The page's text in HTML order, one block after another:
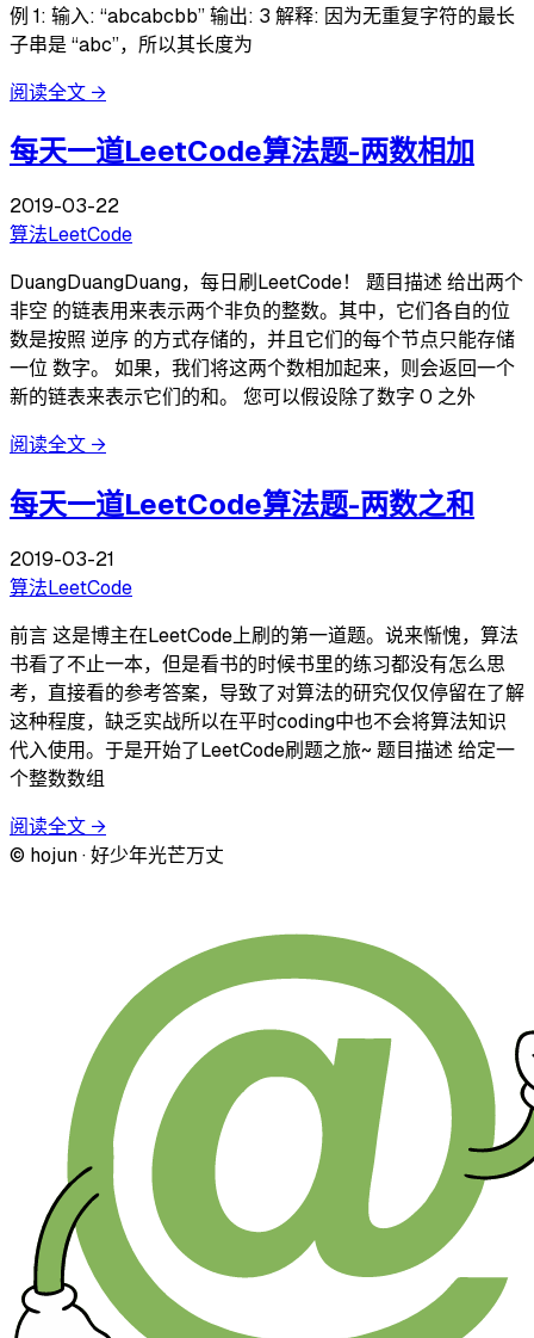
例 1: 输入: “abcabcbb” 输出: 3 解释: 因为无重复字符的最长
子串是 “abc”，所以其长度为
阅读全文 →
每天一道LeetCode算法题-两数相加
2019-03-22
算法 LeetCode
DuangDuangDuang，每日刷LeetCode！ 题目描述 给出两个
非空 的链表用来表示两个非负的整数。其中，它们各自的位
数是按照 逆序 的方式存储的，并且它们的每个节点只能存储
一位 数字。 如果，我们将这两个数相加起来，则会返回一个
新的链表来表示它们的和。 您可以假设除了数字 0 之外
阅读全文 →
每天一道LeetCode算法题-两数之和
2019-03-21
算法LeetCode
前言 这是博主在LeetCode上刷的第一道题。说来惭愧，算法
书看了不止一本，但是看书的时候书里的练习都没有怎么思
考，直接看的参考答案，导致了对算法的研究仅仅停留在了解
这种程度，缺乏实战所以在平时coding中也不会将算法知识
代入使用。于是开始了LeetCode刷题之旅~ 题目描述 给定一
个整数数组
阅读全文 →
© hojun · 好少年光芒万丈